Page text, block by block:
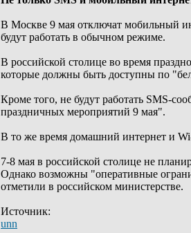
В Москве 9 мая отключат мобильный
будут работать в обычном режиме.
В российской столице во время
которые должны быть доступны по
Кроме того, не будут работать SMS-
праздничных мероприятий 9 мая".
В то же время домашний интернет и
7-8 мая в российской столице не
Однако возможны "оперативные
отметили в российском министерстве.
Источник:
unn